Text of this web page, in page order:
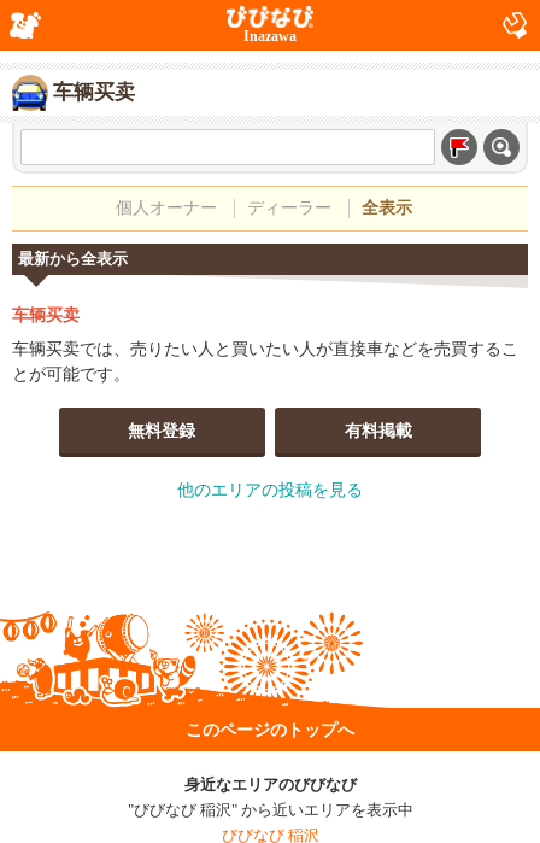
Inazawa
车辆买卖
個人オーナー ディーラー 全表示
最新から全表示
车辆买卖
车辆买卖では、売りたい人と買いたい人が直接車などを売買するこ
とが可能です。
無料登録 有料掲載
他のエリアの投稿を見る
このページのトップへ
身近なエリアのびびなび
"びびなび 稲沢" から近いエリアを表示中
びびなび 稲沢